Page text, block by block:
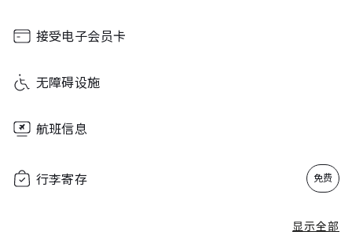
Friday
Sunday
接受电子会员卡
无障碍设施
航班信息
行李寄存 免费
显示全部